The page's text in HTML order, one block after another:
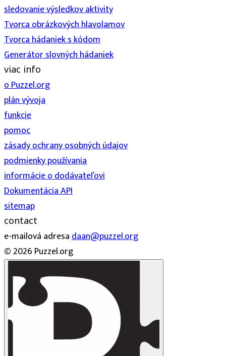
sledovanie výsledkov aktivity
Tvorca obrázkových hlavolamov
Tvorca hádaniek s kódom
Generátor slovných hádaniek
viac info
o Puzzel.org
plán vývoja
funkcie
pomoc
zásady ochrany osobných údajov
podmienky používania
informácie o dodávateľovi
Dokumentácia API
sitemap
contact
e-mailová adresadaan@puzzel.org
© 2026 Puzzel.org